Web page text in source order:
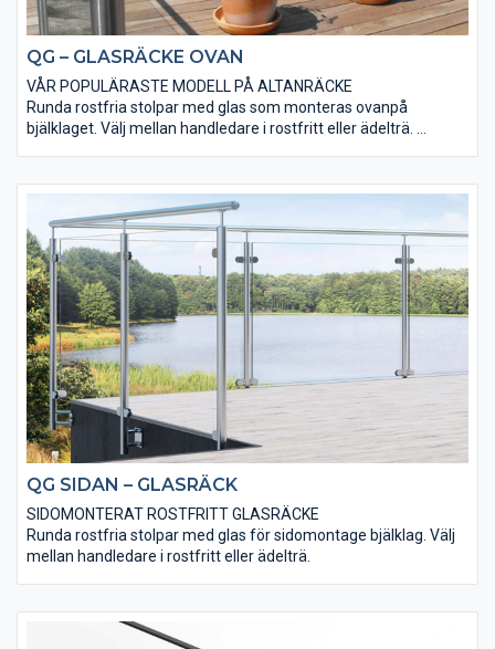
QG – GLASRÄCKE OVAN
VÅR POPULÄRASTE MODELL PÅ ALTANRÄCKE
Runda rostfria stolpar med glas som monteras ovanpå
bjälklaget. Välj mellan handledare i rostfritt eller ädelträ.
QG SIDAN – GLASRÄCK
SIDOMONTERAT ROSTFRITT GLASRÄCKE
Runda rostfria stolpar med glas för sidomontage bjälklag. Välj
mellan handledare i rostfritt eller ädelträ.